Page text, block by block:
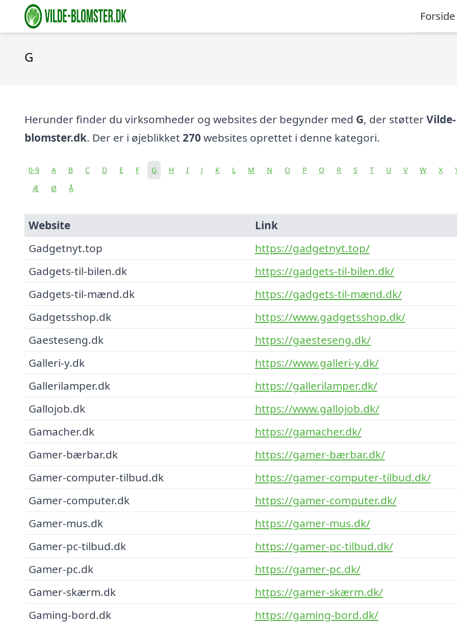
Forside
G
Herunder finder du virksomheder og websites der begynder med G, der støtterVilde-
blomster.dk. Der er i øjeblikket 270 websites oprettet i denne kategori.
0-9 A B C D E F G H I J K L M N O P Q R S T U V W X
Æ
Ø Å
Website
Link
Gadgetnyt.top
https://gadgetnyt.top/
Gadgets-til-bilen.dk
https://gadgets-til-bilen.dk/
Gadgets-til-mænd.dk
https://gadgets-til-mænd.dk/
Gadgetsshop.dk
https://www.gadgetsshop.dk/
Gaesteseng.dk
https://gaesteseng.dk/
Galleri-y.dk
https://www.galleri-y.dk/
Gallerilamper.dk
https://gallerilamper.dk/
Gallojob.dk
https://www.gallojob.dk/
Gamacher.dk
https://gamacher.dk/
Gamer-bærbar.dk
https://gamer-bærbar.dk/
Gamer-computer-tilbud.dk
https://gamer-computer-tilbud.dk/
Gamer-computer.dk
https://gamer-computer.dk/
Gamer-mus.dk
https://gamer-mus.dk/
Gamer-pc-tilbud.dk
https://gamer-pc-tilbud.dk/
Gamer-pc.dk
https://gamer-pc.dk/
Gamer-skærm.dk
https://gamer-skærm.dk/
Gaming-bord.dk
https://gaming-bord.dk/